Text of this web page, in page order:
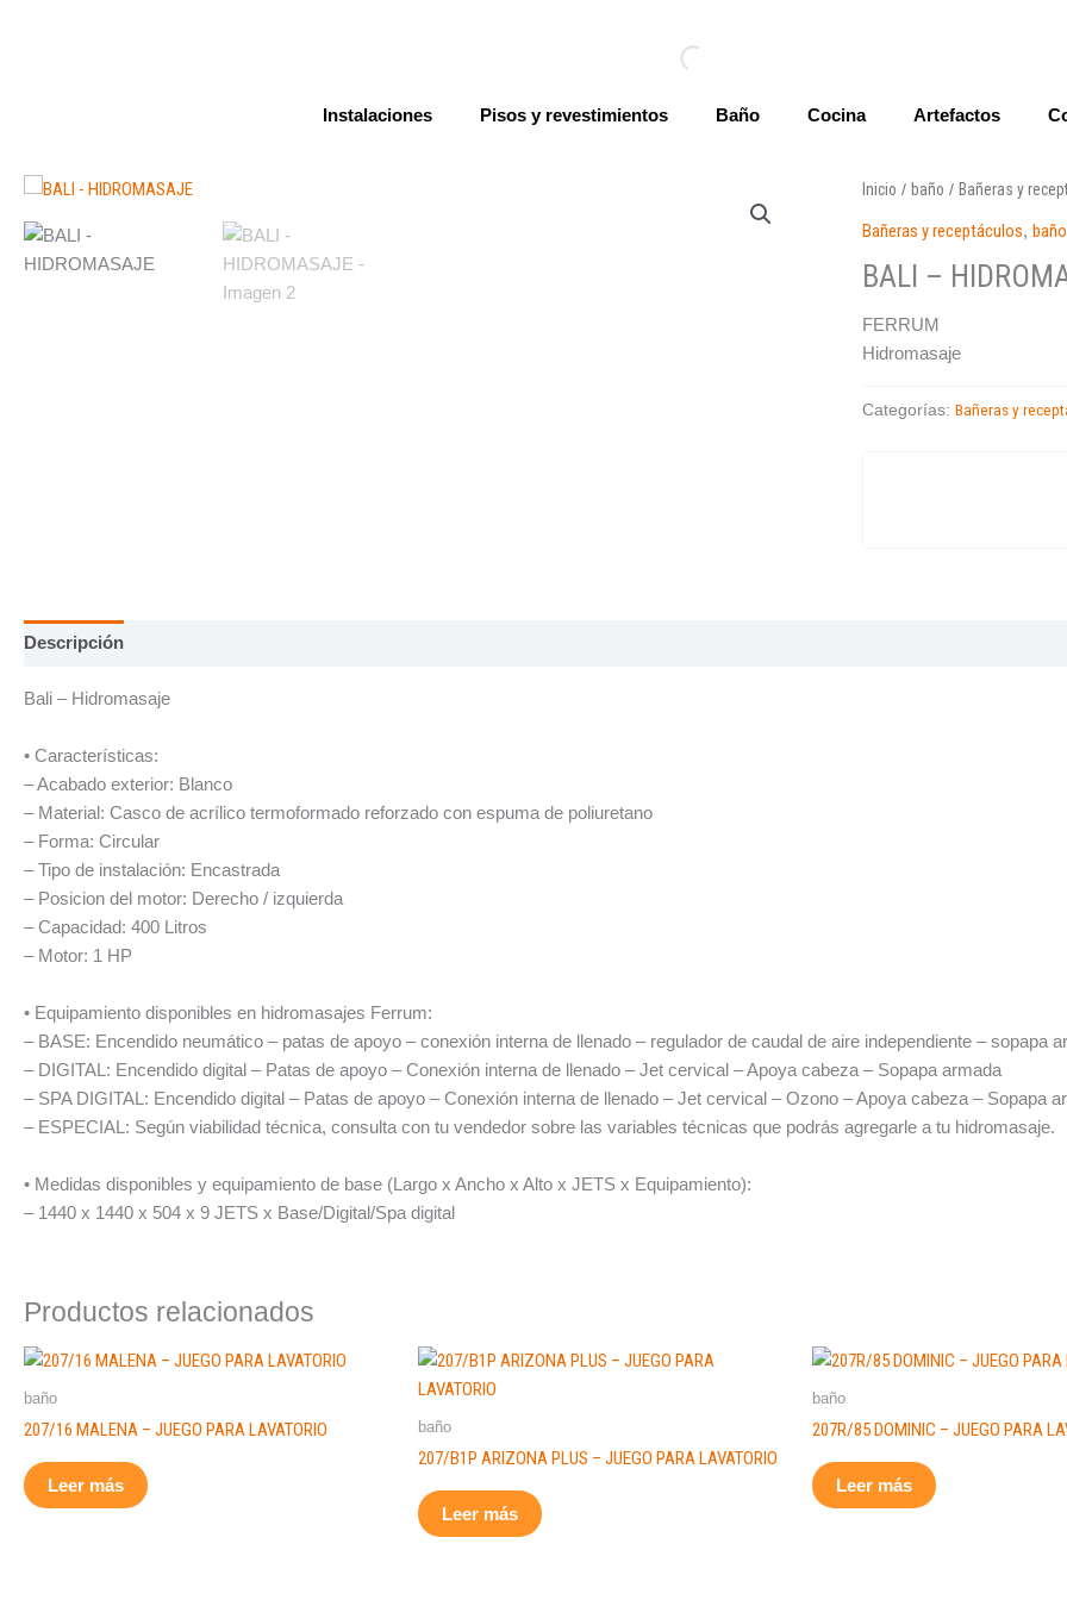
Instalaciones Pisos y revestimientos Baño Cocina Artefactos
Inicio / baño / Bañeras y
Bañeras y receptáculos,baño
BALI –
FERRUM
Hidromasaje
Categorías:Bañeras y
Descripción
Bali – Hidromasaje
• Características:
– Acabado exterior: Blanco
– Material: Casco de acrílico termoformado reforzado con espuma de poliuretano
– Forma: Circular
– Tipo de instalación: Encastrada
– Posicion del motor: Derecho / izquierda
– Capacidad: 400 Litros
– Motor: 1 HP
• Equipamiento disponibles en hidromasajes Ferrum:
– BASE: Encendido neumático – patas de apoyo – conexión interna de llenado – regulador de caudal de aire independiente – sopapa
– DIGITAL: Encendido digital – Patas de apoyo – Conexión interna de llenado – Jet cervical – Apoya cabeza – Sopapa armada
– SPA DIGITAL: Encendido digital – Patas de apoyo – Conexión interna de llenado – Jet cervical – Ozono – Apoya cabeza – Sopapa
– ESPECIAL: Según viabilidad técnica, consulta con tu vendedor sobre las variables técnicas que podrás agregarle a tu hidromasaje.
• Medidas disponibles y equipamiento de base (Largo x Ancho x Alto x JETS x Equipamiento):
– 1440 x 1440 x 504 x 9 JETS x Base/Digital/Spa digital
Productos relacionados
baño
207/16 MALENA – JUEGO PARA LAVATORIO
Leer más
baño
207/B1P ARIZONA PLUS – JUEGO PARA LAVATORIO
Leer más
baño
207R/85 DOMINIC – JUEGO PARA
Leer más